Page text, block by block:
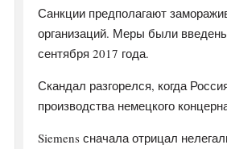
Санкции предполагают
организаций. Меры были
сентября 2017 года.
Скандал разгорелся, когда
производства немецкого
Siemens сначала отрицал